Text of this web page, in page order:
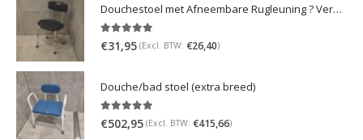
Douchestoel met Afneembare Rugleuning ? Verstelbaar Douchekrukje ? Grijs
5.00out of 5
€31,95 (Excl. BTW: €26,40)
Douche/bad stoel (extra breed)
5.00out of 5
€502,95 (Excl. BTW: €415,66)